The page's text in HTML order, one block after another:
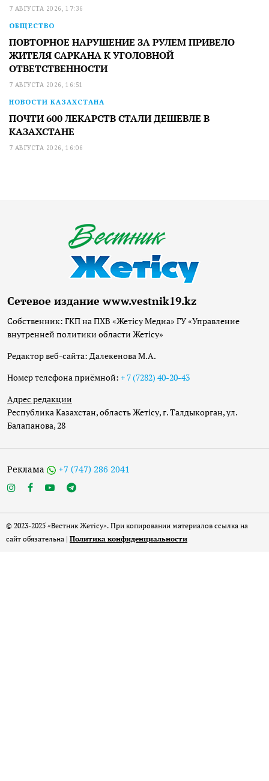
7 АВГУСТА 2026, 17:36
ОБЩЕСТВО
ПОВТОРНОЕ НАРУШЕНИЕ ЗА РУЛЕМ ПРИВЕЛО
ЖИТЕЛЯ САРКАНА К УГОЛОВНОЙ
ОТВЕТСТВЕННОСТИ
7 АВГУСТА 2026, 16:51
НОВОСТИ КАЗАХСТАНА
ПОЧТИ 600 ЛЕКАРСТВ СТАЛИ ДЕШЕВЛЕ В
КАЗАХСТАНЕ
7 АВГУСТА 2026, 16:06
Сетевое издание www.vestnik19.kz
Собственник: ГКП на ПХВ «Жетісу Медиа» ГУ «Управление
внутренней политики области Жетісу»
Редактор веб-сайта: Далекенова М.А.
Номер телефона приёмной: + 7 (7282) 40-20-43
Адрес редакции
Республика Казахстан, область Жетісу, г. Талдыкорган, ул.
Балапанова, 28
Реклама +7 (747) 286 2041
© 2023-2025 «Вестник Жетісу». При копировании материалов ссылка на
сайт обязательна | Политика конфиденциальности